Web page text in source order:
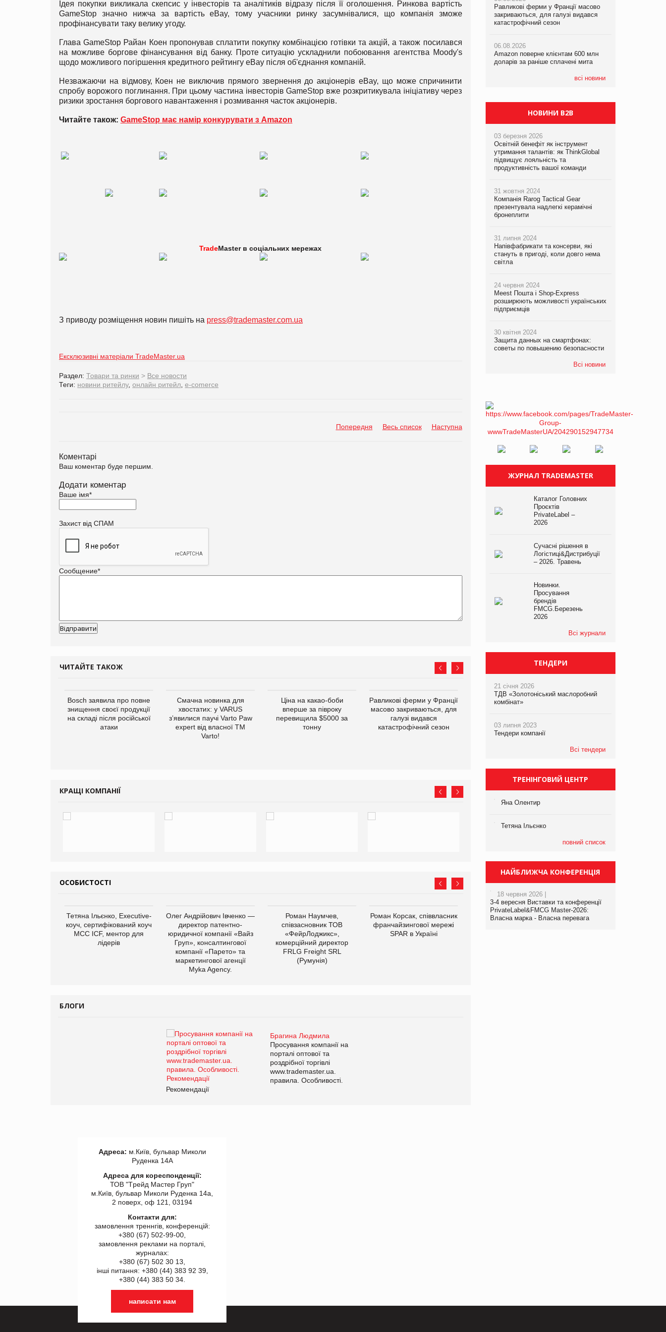
Ідея покупки викликала скепсис у інвесторів та аналітиків відразу після її оголошення. Ринкова вартість
GameStop значно нижча за вартість eBay, тому учасники ринку засумнівалися, що компанія зможе
профінансувати таку велику угоду.
Глава GameStop Райан Коен пропонував сплатити покупку комбінацією готівки та акцій, а також посилався
на можливе боргове фінансування від банку. Проте ситуацію ускладнили побоювання агентства Moody's
щодо можливого погіршення кредитного рейтингу eBay після об'єднання компаній.
Незважаючи на відмову, Коен не виключив прямого звернення до акціонерів eBay, що може спричинити
спробу ворожого поглинання. При цьому частина інвесторів GameStop вже розкритикувала ініціативу через
ризики зростання боргового навантаження і розмивання часток акціонерів.
Читайте також: GameStop має намір конкурувати з Amazon
TradeMaster в соціальних мережах
З приводу розміщення новин пишіть на press@trademaster.com.ua
Ексклюзивні матеріали TradeMaster.ua
Раздел: Товари та ринки > Все новости
Теги: новини ритейлу, онлайн ритейл e-comerce
Попередня Весь список Наступна
Коментарі
Ваш коментар буде першим.
Додати коментар
Ваше імя*
Захист від СПАМ
Сообщение*
ЧИТАЙТЕ ТАКОЖ
Bosch заявила про повне
знищення своєї продукції
на складі після російської
атаки
Смачна новинка для
хвостатих: у VARUS
з’явилися паучі Varto Paw
expert від власної ТМ
Varto!
Ціна на какао-боби
вперше за півроку
перевищила $5000 за
тонну
Равликові ферми у Франції
масово закриваються, для
галузі видався
катастрофічний сезон
Amazon поверне клієнтам
КРАЩІ КОМПАНІЇ
ОСОБИСТОСТІ
Тетяна Ільєнко, Executive-
коуч, сертифікований коуч
МСС ICF, ментор для
лідерів
Олег Андрійович Івченко —
директор патентно-
юридичної компанії «Вайз
Груп», консалтингової
компанії «Парето» та
маркетингової агенції
Myka Agency.
Роман Наумчев,
співзасновник ТОВ
«ФейрЛоджикс»,
комерційний директор
FRLG Freight SRL
(Румунія)
Роман Корсак, співвласник
франчайзингової мережі
SPAR в Україні
Олексій Логачов-Михайлов
Яна Сараніна, директор
БЛОГИ
Брагина Людмила
Просування компанії на
порталі оптової та
роздрібної торгівлі
www.trademaster.ua.
правила. Особливості.
Рекомендації
Равликові ферми у Франції масово
закриваються, для галузі видався
катастрофічний сезон
06.08.2026
Amazon поверне клієнтам 600 млн
доларів за раніше сплачені мита
всі новини
Равликові ферми у Франції масово
закриваються, для галузі видався
катастрофічний сезон
06.08.2026
Amazon поверне клієнтам 600 млн
доларів за раніше сплачені мита
Amazon поверне клієнтам 600 млн
доларів за раніше сплачені мита
У Євросоюзі набули чинності нові
правила щодо штучного інтелекту
НОВИНИ B2B
03 березня 2026
Освітній бенефіт як інструмент
утримання талантів: як ThinkGlobal
підвищує лояльність та
продуктивність вашої команди
31 жовтня 2024
Компанія Rarog Tactical Gear
презентувала надлегкі керамічні
бронеплити
31 липня 2024
Напівфабрикати та консерви, які
стануть в пригоді, коли довго нема
світла
24 червня 2024
Meest Пошта і Shop-Express
розширюють можливості українських
підприємців
30 квітня 2024
Защита данных на смартфонах:
советы по повышению безопасности
Всі новини
ЖУРНАЛ TRADEMASTER
Каталог Головних
Проєктів
PrivateLabel –
2026
Сучасні рішення в
Логістиці&Дистрибуції
– 2026. Травень
Новинки.
Просування
брендів
FMCG.Березень
2026
Всі журнали
ТЕНДЕРИ
21 січня 2026
ТДВ «Золотоніський маслоробний
комбінат»
03 липня 2023
Тендери компанії
Всі тендери
ТРЕНІНГОВИЙ ЦЕНТР
Яна Олентир
Тетяна Ільєнко
повний список
НАЙБЛИЖЧА КОНФЕРЕНЦІЯ
18 червня 2026 |
3-4 вересня Виставки та конференції
PrivateLabel&FMCG Master-2026:
Власна марка - Власна перевага
Адреса: м.Київ, бульвар Миколи
Руденка 14А
Адреса для кореспонденції:
ТОВ "Tрейд Мастер Груп"
м.Київ, бульвар Миколи Руденка 14а,
2 поверх, оф 121, 03194
Контакти для:
замовлення треннгів, конференцій:
+380 (67) 502-99-00,
замовлення реклами на порталі,
журналах:
+380 (67) 502 30 13,
інші питання: +380 (44) 383 92 39,
+380 (44) 383 50 34.
написати нам